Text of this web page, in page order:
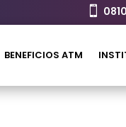

BENEFICIOS ATM